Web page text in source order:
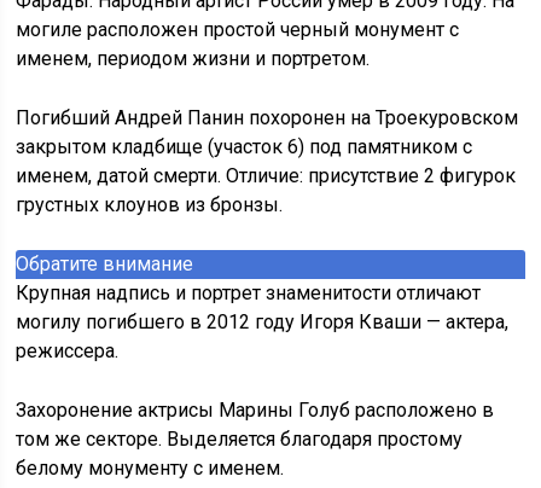
могиле расположен простой черный монумент с
именем, периодом жизни и портретом.
Погибший Андрей Панин похоронен на Троекуровском
закрытом кладбище (участок 6) под памятником с
именем, датой смерти. Отличие: присутствие 2 фигурок
грустных клоунов из бронзы.
Обратите внимание
Крупная надпись и портрет знаменитости отличают
могилу погибшего в 2012 году Игоря Кваши — актера,
режиссера.
Захоронение актрисы Марины Голуб расположено в
том же секторе. Выделяется благодаря простому
белому монументу с именем.